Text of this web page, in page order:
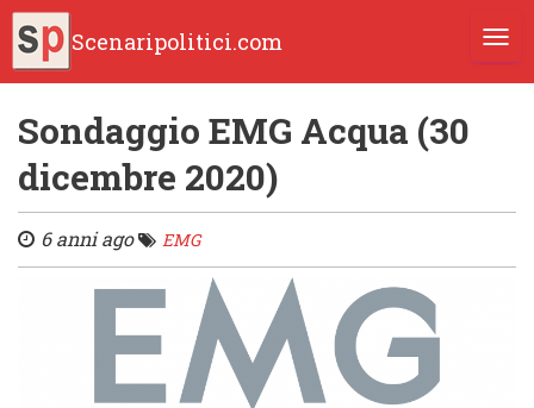
Scenaripolitici.com
Sondaggio EMG Acqua (30
dicembre 2020)
6 anni ago EMG